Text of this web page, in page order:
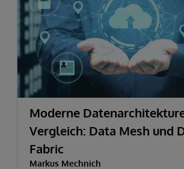
Moderne
Vergleich: Data Mesh und
Fabric
Markus Mechnich